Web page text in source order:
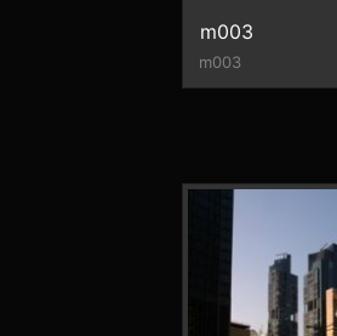
m003
m003